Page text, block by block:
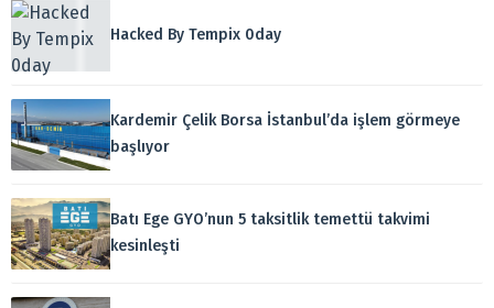
Hacked By Tempix 0day
Kardemir Çelik Borsa İstanbul’da işlem görmeye
başlıyor
Batı Ege GYO’nun 5 taksitlik temettü takvimi
kesinleşti